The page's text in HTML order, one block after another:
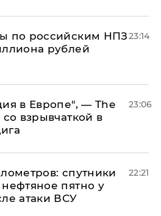
по российским НПЗ
рублей
23:14
в Европе", — The
взрывчаткой в
23:06
спутники
пятно у
атаки ВСУ
22:21